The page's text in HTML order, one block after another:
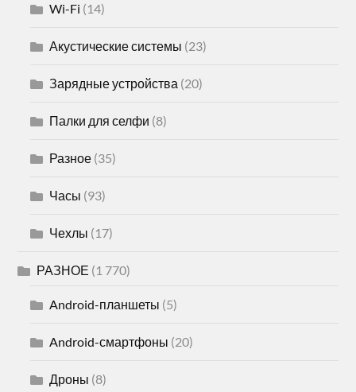
Wi-Fi (14)
Акустические системы (23)
Зарядные устройства (20)
Палки для селфи (8)
Разное (35)
Часы (93)
Чехлы (17)
РАЗНОЕ (1 770)
Android-планшеты (5)
Android-смартфоны (20)
Дроны (8)